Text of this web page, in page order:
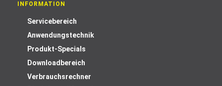
INFORMATION
Servicebereich
Anwendungstechnik
Produkt-Specials
Downloadbereich
Verbrauchsrechner